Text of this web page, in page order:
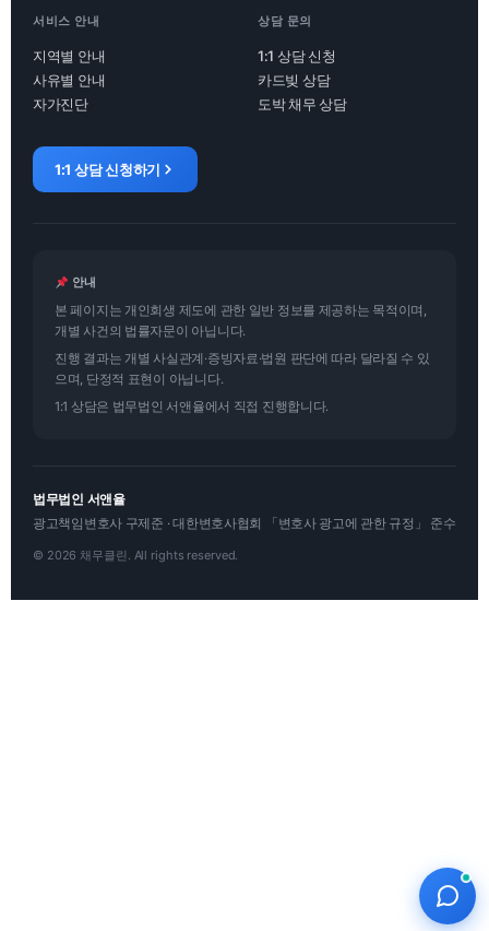
서비스 안내
지역별 안내
사유별 안내
자가진단
상담 문의
1:1 상담 신청
카드빚 상담
도박 채무 상담
1:1 상담 신청하기
안내
본 페이지는 개인회생 제도에 관한 일반 정보를 제공하는 목적이며,
개별 사건의 법률자문이 아닙니다.
진행 결과는 개별 사실관계·증빙자료·법원 판단에 따라 달라질 수 있
으며, 단정적 표현이 아닙니다.
1:1 상담은 법무법인 서앤율에서 직접 진행합니다.
법무법인 서앤율
광고책임변호사 구제준 · 대한변호사협회 「변호사 광고에 관한 규정」 준수
© 2026 채무클린. All rights reserved.